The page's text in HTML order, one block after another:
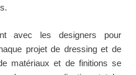
avec les designers pour
projet de dressing et de
matériaux et de finitions se